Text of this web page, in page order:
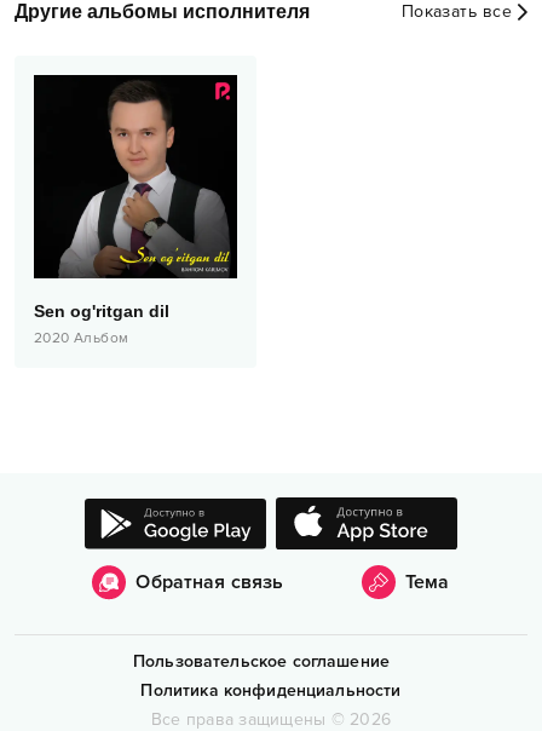
Другие альбомы исполнителя Показать все
Sen og'ritgan dil
2020 Альбом
Обратная связь Тема
Пользовательское соглашение
Политика конфиденциальности
Все права защищены © 2026